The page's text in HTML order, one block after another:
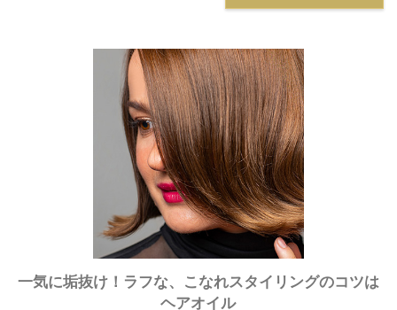
一気に垢抜け！ラフな、こなれスタイリングのコツは
ヘアオイル